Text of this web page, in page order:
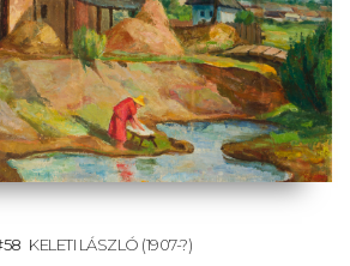
KELETI LÁSZLÓ (1907-?)